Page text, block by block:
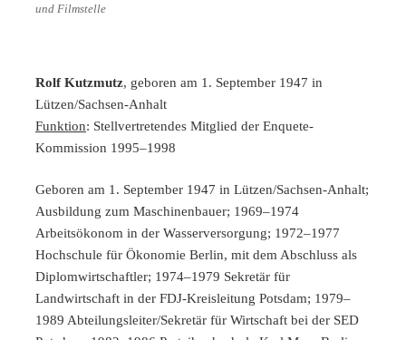
und Filmstelle
Rolf Kutzmutz, geboren am 1. September 1947 in
Lützen/Sachsen-Anhalt
Funktion: Stellvertretendes Mitglied der Enquete-
Kommission 1995–1998
Geboren am 1. September 1947 in Lützen/Sachsen-Anhalt;
Ausbildung zum Maschinenbauer; 1969–1974
Arbeitsökonom in der Wasserversorgung; 1972–1977
Hochschule für Ökonomie Berlin, mit dem Abschluss als
Diplomwirtschaftler; 1974–1979 Sekretär für
Landwirtschaft in der FDJ-Kreisleitung Potsdam; 1979–
1989 Abteilungsleiter/Sekretär für Wirtschaft bei der SED